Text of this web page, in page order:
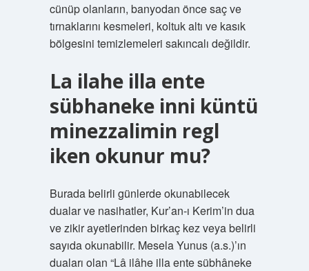
cünüp olanların, banyodan önce saç ve
tırnaklarını kesmeleri, koltuk altı ve kasık
bölgesini temizlemeleri sakıncalı değildir.
La ilahe illa ente
sübhaneke inni küntü
minezzalimin regl
iken okunur mu?
Burada belirli günlerde okunabilecek
dualar ve nasihatler, Kur’an-ı Kerim’in dua
ve zikir ayetlerinden birkaç kez veya belirli
sayıda okunabilir. Mesela Yunus (a.s.)’ın
duaları olan “Lâ ilâhe illa ente sübhâneke